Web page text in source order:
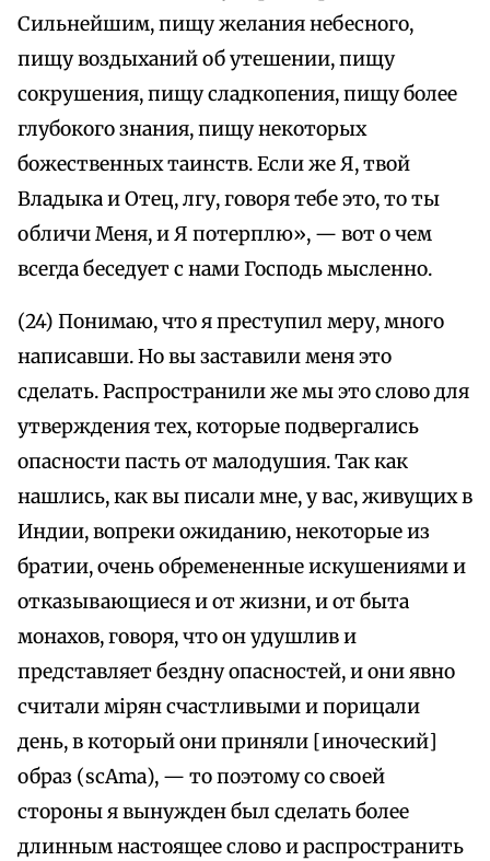
Сильнейшим, пищу желания небесного,
пищу воздыханий об утешении, пищу
сокрушения, пищу сладкопения, пищу более
глубокого знания, пищу некоторых
божественных таинств. Если же Я, твой
Владыка и Отец, лгу, говоря тебе это, то ты
обличи Меня, и Я потерплю», — вот о чем
всегда беседует с нами Господь мысленно.
(24) Понимаю, что я преступил меру, много
написавши. Но вы заставили меня это
сделать. Распространили же мы это слово для
утверждения тех, которые подвергались
опасности пасть от малодушия. Так как
нашлись, как вы писали мне, у вас, живущих в
Индии, вопреки ожиданию, некоторые из
братии, очень обремененные искушениями и
отказывающиеся и от жизни, и от быта
монахов, говоря, что он удушлив и
представляет бездну опасностей, и они явно
считали мiрян счастливыми и порицали
день, в который они приняли [иноческий]
образ (scAma), — то поэтому со своей
стороны я вынужден был сделать более
длинным настоящее слово и распространить